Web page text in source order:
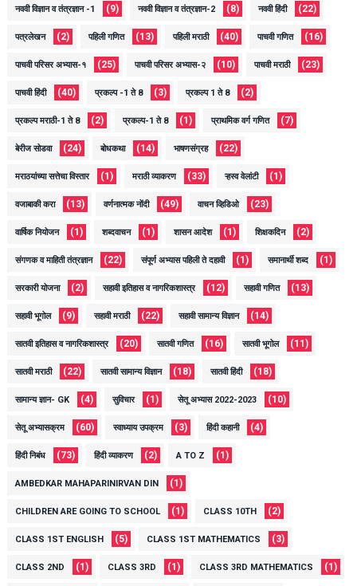
नववी विज्ञान व तंत्रज्ञान -1 (9) नववी विज्ञान व तंत्रज्ञान-2 (8) नववी हिंदी (22)
पत्रलेखन (2) पहिली गणित (13) पहिली मराठी (40) पाचवी गणित (16)
पाचवी परिसर अभ्यास-१ (25) पाचवी परिसर अभ्यास-२ (10) पाचवी मराठी (23)
पाचवी हिंदी (40) प्रकल्प -1 ते 8 (3) प्रकल्प 1 ते 8 (2)
प्रकल्प मराठी-1 ते 8 (2) प्रकल्प-1 ते 8 (1) प्राथमिक वर्ग गणित (7)
बेरीज सोडवा (24) बोधकथा (14) भाषणसंग्रह (22)
मराठयांच्या सत्तेचा विस्तार (1) मराठी व्याकरण (33) ऱ्हस्व वेलांटी (1)
वजाबाकी करा (13) वर्णनात्मक नोंदी (49) वाचन व्हिडिओ (23)
वार्षिक नियोजन (1) शब्दवाचन (1) शासन आदेश (1) शिक्षकदिन (2)
संगणक व माहिती तंत्रज्ञान (22) संपूर्ण अभ्यास पहिली ते दहावी (1) समानार्थी शब्द (1)
सरकारी योजना (2) सहावी इतिहास व नागरिकशास्त्र (12) सहावी गणित (13)
सहावी भूगोल (9) सहावी मराठी (22) सहावी सामान्य विज्ञान (14)
सातवी इतिहास व नागरिकशास्त्र (20) सातवी गणित (16) सातवी भूगोल (11)
सातवी मराठी (22) सातवी सामान्य विज्ञान (18) सातवी हिंदी (18)
सामान्य ज्ञान- GK (4) सुविचार (1) सेतू अभ्यास 2022-2023 (10)
सेतू अभ्यासक्रम (60) स्वाध्याय उपक्रम (3) हिंदी कहानी (4)
हिंदी निबंध (73) हिंदी व्याकरण (2) A TO Z (1)
AMBEDKAR MAHAPARINIRVAN DIN (1)
CHILDREN ARE GOING TO SCHOOL (1) CLASS 10TH (2)
CLASS 1ST ENGLISH (5) CLASS 1ST MATHEMATICS (3)
CLASS 2ND (1) CLASS 3RD (1) CLASS 3RD MATHEMATICS (1)